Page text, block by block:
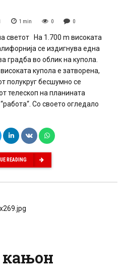
1 min 0 0
светот На 1.700 m високата
се издигнува една
градба во облик на купола.
купола е затворена,
полукруг бесшумно се
телескоп на планината
Со своето огледало
READING